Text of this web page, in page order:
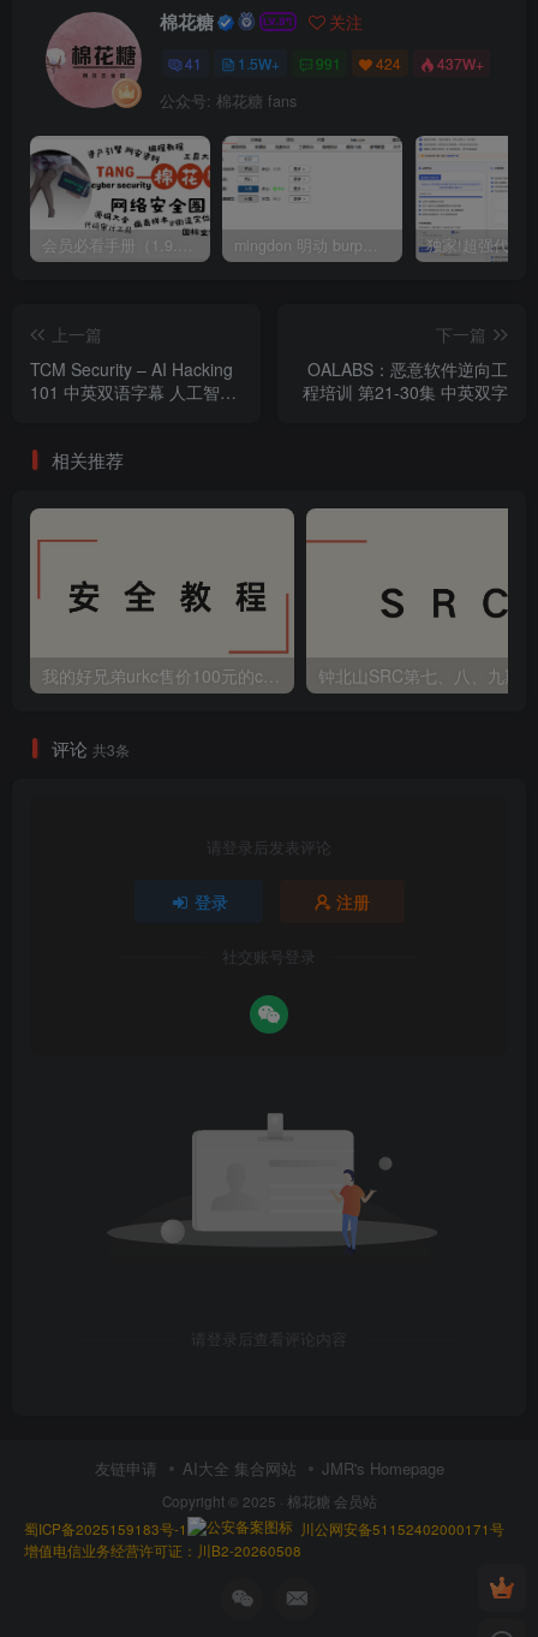
棉花糖 关注
41 1.5W+ 991 424 437W+
公众号: 棉花糖 fans
会员必看手册（1.9.0版本 26.4.5更新） mingdon 明动 burp插件0.2.6版本 本地时间校验去除版
上一篇
TCM Security – AI Hacking
101 中英双语字幕 人工智能
下一篇
OALABS：恶意软件逆向工
程培训 第21-30集 中英双字
相关推荐
钟北山SRC第七、八、九期
评论 共3条
请登录后发表评论
登录 注册
社交账号登录
请登录后查看评论内容
友链申请 AI大全 集合网站 JMR's Homepage
Copyright © 2025 · 棉花糖 会员站
蜀ICP备2025159183号-1
川公网安备51152402000171号
增值电信业务经营许可证：川B2-20260508